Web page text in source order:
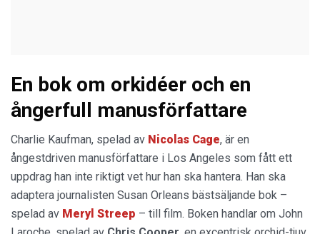
En bok om orkidéer och en
ångerfull manusförfattare
Charlie Kaufman, spelad av Nicolas Cage, är en
ångestdriven manusförfattare i Los Angeles som fått ett
uppdrag han inte riktigt vet hur han ska hantera. Han ska
adaptera journalisten Susan Orleans bästsäljande bok –
spelad av Meryl Streep – till film. Boken handlar om John